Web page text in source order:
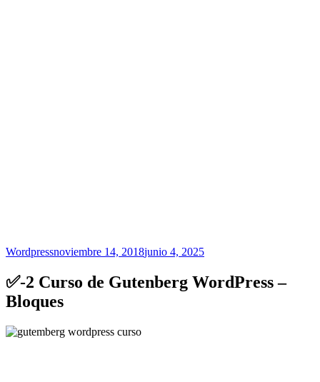
Wordpressnoviembre 14, 2018junio 4, 2025
✅-2 Curso de Gutenberg WordPress –
Bloques